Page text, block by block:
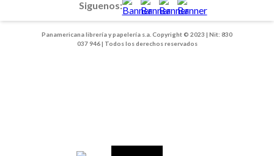
Panamericana librería y papelería s.a. Copyright © 2023 | Nit: 830
037 946 | Todos los derechos reservados
Siguenos: